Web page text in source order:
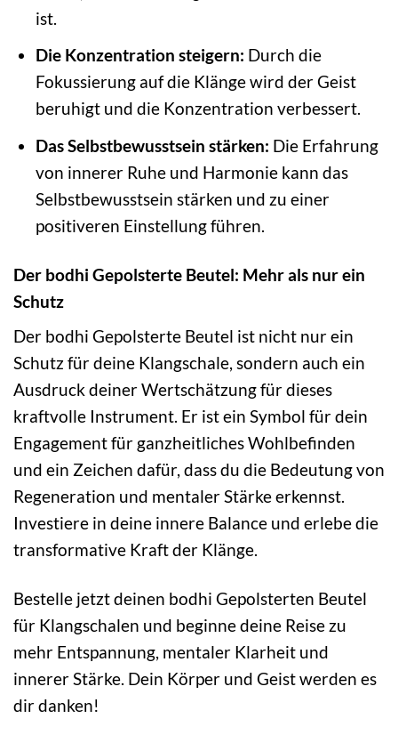
ist.
Die Konzentration steigern: Durch die
Fokussierung auf die Klänge wird der Geist
beruhigt und die Konzentration verbessert.
Das Selbstbewusstsein stärken: Die Erfahrung
von innerer Ruhe und Harmonie kann das
Selbstbewusstsein stärken und zu einer
positiveren Einstellung führen.
Der bodhi Gepolsterte Beutel: Mehr als nur ein
Schutz
Der bodhi Gepolsterte Beutel ist nicht nur ein
Schutz für deine Klangschale, sondern auch ein
Ausdruck deiner Wertschätzung für dieses
kraftvolle Instrument. Er ist ein Symbol für dein
Engagement für ganzheitliches Wohlbefinden
und ein Zeichen dafür, dass du die Bedeutung von
Regeneration und mentaler Stärke erkennst.
Investiere in deine innere Balance und erlebe die
transformative Kraft der Klänge.
Bestelle jetzt deinen bodhi Gepolsterten Beutel
für Klangschalen und beginne deine Reise zu
mehr Entspannung, mentaler Klarheit und
innerer Stärke. Dein Körper und Geist werden es
dir danken!